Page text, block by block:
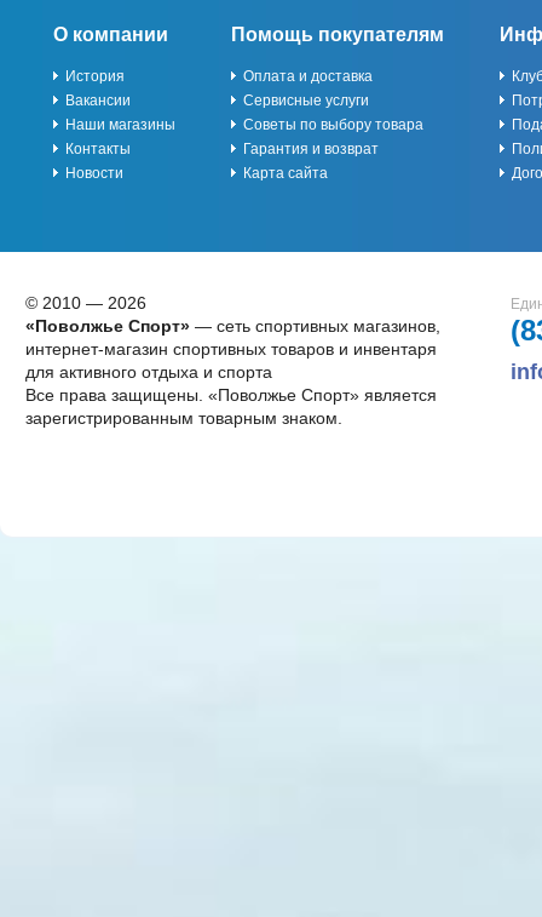
О компании
История
Вакансии
Наши магазины
Контакты
Новости
Помощь покупателям
Оплата и доставка
Сервисные услуги
Советы по выбору товара
Гарантия и возврат
Карта сайта
© 2010 — 2026
«Поволжье Спорт»— сеть спортивных магазинов,
интернет-магазин спортивных товаров и инвентаря
для активного отдыха и спорта
Все права защищены. «Поволжье Спорт» является
зарегистрированным товарным знаком.